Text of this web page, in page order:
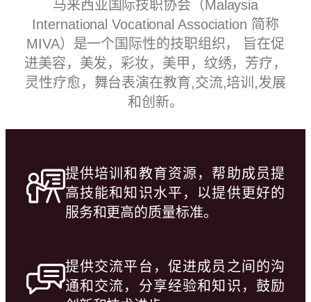
马来西亚国际技职协会（Malaysia
International Vocational Association 简称
MIVA）是一个国际性的技职组织， 旨在促
进美容，美发，彩妆，美甲，纹绣，芳疗，
灵性疗愈，舞台表演在教育,交流,培训,发展
和创新。
提供培训和教育资源，帮助成员提
高技能和知识水平，以提供更好的
服务和更高的质量标准。
提供交流平台，促进成员之间的沟
通和交流，分享经验和知识，鼓励